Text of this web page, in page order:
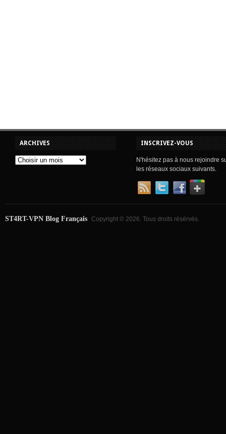
ARCHIVES INSCRIVEZ-VOUS
N'hésitez pas à nous rejoindre
les réseaux sociaux suivants.
ST4RT-VPN Blog Français Copyright © 2026. Tous droits résérvés.